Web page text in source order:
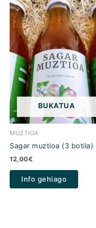
BUKATUA
MUZTIOA
Sagar muztioa (3 botila)
12,00€
Info gehiago